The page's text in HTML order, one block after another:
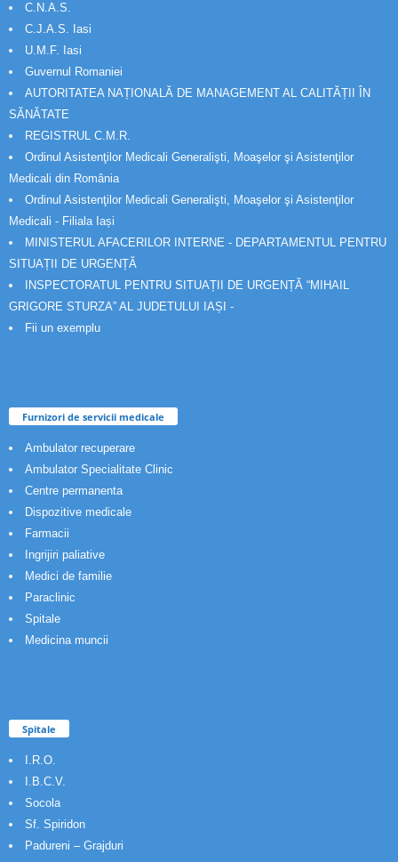
C.N.A.S.
C.J.A.S. Iasi
U.M.F. Iasi
Guvernul Romaniei
AUTORITATEA NAȚIONALĂ DE MANAGEMENT AL CALITĂȚII ÎN
SĂNĂTATE
REGISTRUL C.M.R.
Ordinul Asistenţilor Medicali Generalişti, Moaşelor şi Asistenţilor
Medicali din România
Ordinul Asistenţilor Medicali Generalişti, Moaşelor şi Asistenţilor
Medicali - Filiala Iași
MINISTERUL AFACERILOR INTERNE - DEPARTAMENTUL PENTRU
SITUAȚII DE URGENȚĂ
INSPECTORATUL PENTRU SITUAȚII DE URGENȚĂ “MIHAIL
GRIGORE STURZA” AL JUDETULUI IAȘI -
Fii un exemplu
Furnizori de servicii medicale
Ambulator recuperare
Ambulator Specialitate Clinic
Centre permanenta
Dispozitive medicale
Farmacii
Ingrijiri paliative
Medici de familie
Paraclinic
Spitale
Medicina muncii
Spitale
I.R.O.
I.B.C.V.
Socola
Sf. Spiridon
Padureni – Grajduri